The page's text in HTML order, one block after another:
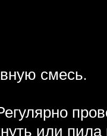
смесь.
или пила